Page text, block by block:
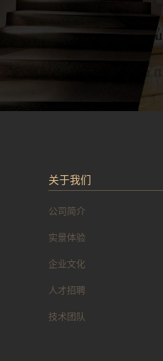
关于我们
公司简介
实景体验
企业文化
人才招聘
技术团队